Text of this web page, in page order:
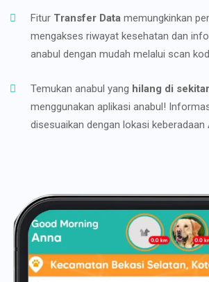
Fitur Transfer Data memungkinkan
mengakses riwayat kesehatan dan
anabul dengan mudah melalui scan
Temukan anabul yang hilang di
menggunakan aplikasi anabul!
disesuaikan dengan lokasi keberadaan